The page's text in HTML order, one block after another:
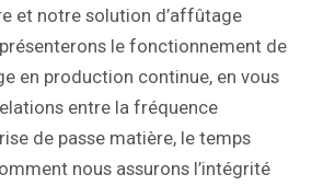
et notre solution d’affûtage
le fonctionnement de
en production continue, en vous
entre la fréquence
de passe matière, le temps
nous assurons l’intégrité